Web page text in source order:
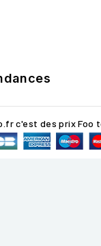
c'est des prix Foo